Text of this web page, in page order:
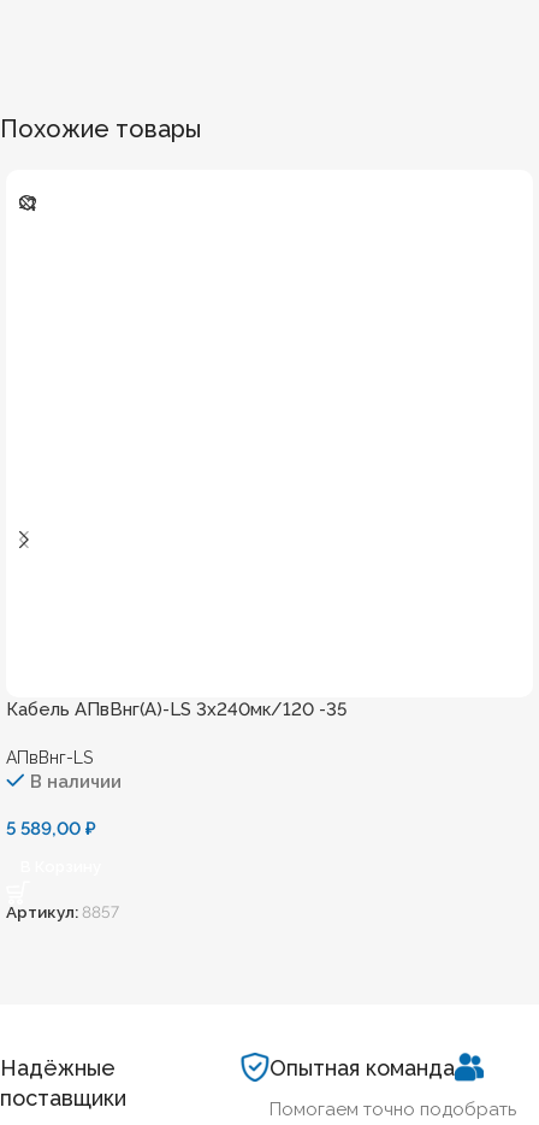
Похожие товары
Кабель АПвВнг(А)-LS 3х240мк/120 -35
АПвВнг-LS
В наличии
5 589,00 ₽
Артикул:8857
Надёжные
поставщики
Опытная команда
Помогаем точно подобрать